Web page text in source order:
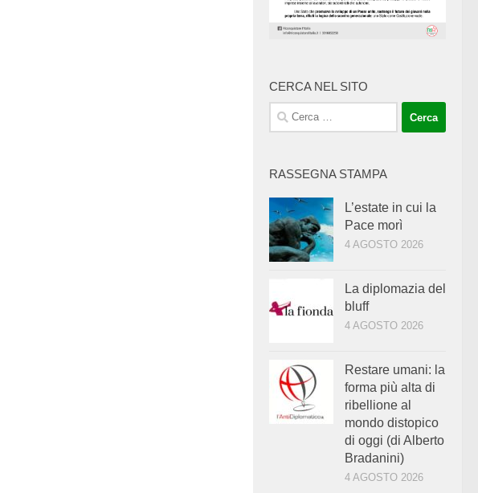
CERCA NEL SITO
Ricerca
per:
RASSEGNA STAMPA
L’estate in cui la
Pace morì
4 AGOSTO 2026
La diplomazia del
bluff
4 AGOSTO 2026
Restare umani: la
forma più alta di
ribellione al
mondo distopico
di oggi (di Alberto
Bradanini)
4 AGOSTO 2026